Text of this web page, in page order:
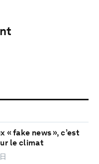
« fake news », c’est
le climat